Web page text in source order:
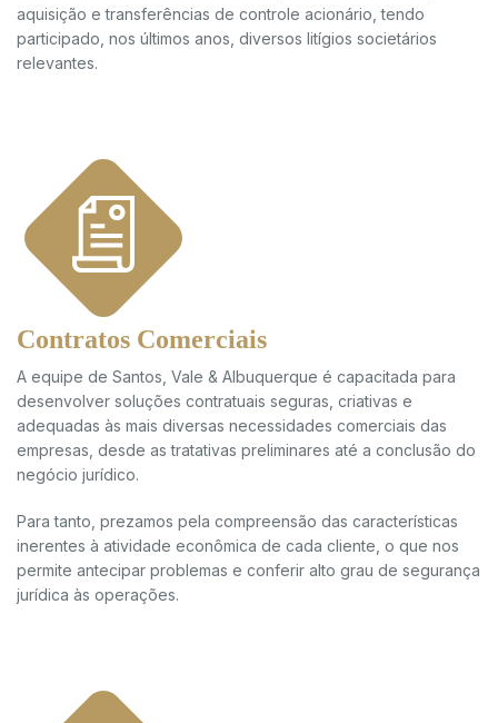
aquisição e transferências de controle acionário, tendo
participado, nos últimos anos, diversos litígios societários
relevantes.
Contratos Comerciais
A equipe de Santos, Vale & Albuquerque é capacitada para
desenvolver soluções contratuais seguras, criativas e
adequadas às mais diversas necessidades comerciais das
empresas, desde as tratativas preliminares até a conclusão do
negócio jurídico.
Para tanto, prezamos pela compreensão das características
inerentes à atividade econômica de cada cliente, o que nos
permite antecipar problemas e conferir alto grau de segurança
jurídica às operações.